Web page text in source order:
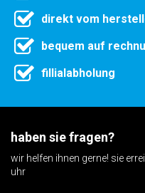
direkt vom
bequem auf
fillialabholung
haben sie fragen?
wir helfen ihnen gerne! sie
uhr